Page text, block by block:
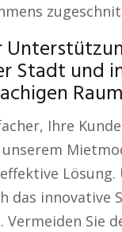
Stadt und
Ihre
Lösung.
das innovative
Vermeiden Sie